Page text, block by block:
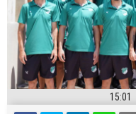
15:01